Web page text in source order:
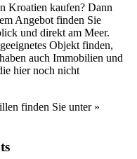
Kroatien kaufen? Dann
Angebot finden Sie
und direkt am Meer.
Objekt finden,
auch Immobilien und
hier noch nicht
finden Sie unter »